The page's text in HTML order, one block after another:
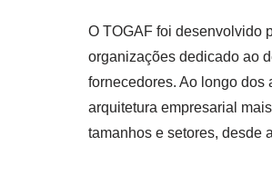
O TOGAF foi desenvolvido
organizações dedicado ao
fornecedores. Ao longo dos
arquitetura empresarial
tamanhos e setores, desde